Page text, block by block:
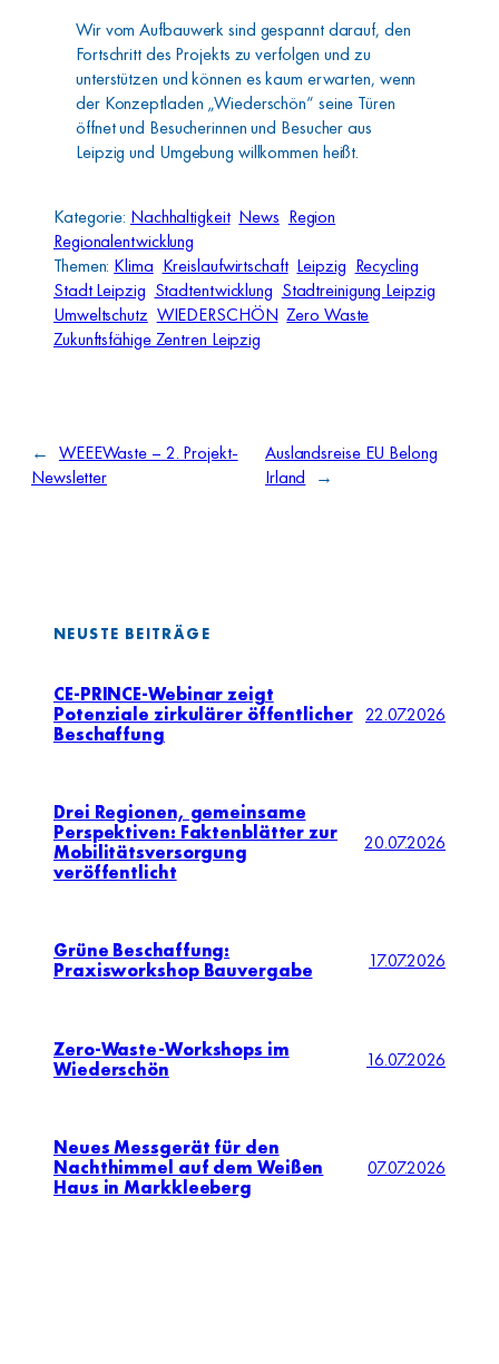
Wir vom Aufbauwerk sind gespannt darauf, den
Fortschritt des Projekts zu verfolgen und zu
unterstützen und können es kaum erwarten, wenn
der Konzeptladen „Wiederschön“ seine Türen
öffnet und Besucherinnen und Besucher aus
Leipzig und Umgebung willkommen heißt.
Kategorie: Nachhaltigkeit News Region
Regionalentwicklung
Themen: Klima Kreislaufwirtschaft Leipzig Recycling
Stadt Leipzig Stadtentwicklung Stadtreinigung Leipzig
Umweltschutz WIEDERSCHÖN Zero Waste
Zukunftsfähige Zentren Leipzig
← WEEEWaste – 2. Projekt-
Newsletter
Auslandsreise EU Belong
Irland
→
NEUSTE BEITRÄGE
CE-PRINCE-Webinar zeigt
Potenziale zirkulärer öffentlicher
Beschaffung
22.07.2026
Drei Regionen, gemeinsame
Perspektiven: Faktenblätter zur
Mobilitätsversorgung
veröffentlicht
20.07.2026
Grüne Beschaffung:
Praxisworkshop Bauvergabe
17.07.2026
Zero-Waste-Workshops im
Wiederschön
16.07.2026
Neues Messgerät für den
Nachthimmel auf dem Weißen
Haus in Markkleeberg
07.07.2026